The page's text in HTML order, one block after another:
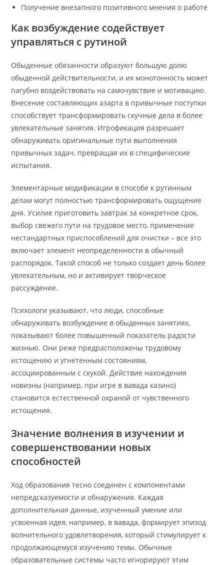
Получение внезапного позитивного мнения о работе
Как возбуждение содействует
управляться с рутиной
Обыденные обязанности образуют большую долю
обыденной действительности, и их монотонность может
пагубно воздействовать на самочувствие и мотивацию.
Внесение составляющих азарта в привычные поступки
способствует трансформировать скучные дела в более
увлекательные занятия. Игрофикация разрешает
обнаруживать оригинальные пути выполнения
привычных задач, превращая их в специфические
испытания.
Элементарные модификации в способе к рутинным
делам могут полностью трансформировать ощущение
дня. Усилие приготовить завтрак за конкретное срок,
выбор свежего пути на трудовое место, применение
нестандартных приспособлений для очистки – все это
включает элемент неопределенности в обычный
распорядок. Такой способ не только создает день более
увлекательным, но и активирует творческое
рассуждение.
Психологи указывают, что люди, способные
обнаруживать возбуждение в обыденных занятиях,
показывают более повышенный показатель радости
жизнью. Они реже предрасположены трудовому
истощению и угнетенным состояниям,
ассоциированным с скукой. Действие нахождения
новизны (например, при игре в вавада казино)
становится естественной охраной от чувственного
истощения.
Значение волнения в изучении и
совершенствовании новых
способностей
Ход образования тесно соединен с компонентами
непредсказуемости и обнаружения. Каждая
дополнительная данные, изученный умение или
усвоенная идея, например, в вавада, формирует эпизод
волнительного удовлетворения, который стимулирует к
продолжающемуся изучению темы. Обычные
образовательные системы часто игнорируют этим